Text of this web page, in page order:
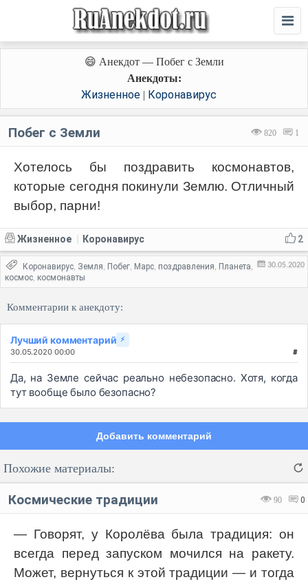
😄 Анекдот — Побег с Земли
Анекдоты:
Жизненное | Коронавирус
820 1
Побег с Земли
Хотелось бы поздравить космонавтов,
которые сегодня покинули Землю. Отличный
выбор, парни!
2
Жизненное Коронавирус
30.05.2020
Коронавирус, Земля, Побег, Марс, поздравления, Планета,
космос, космонавты
Комментарии к анекдоту:
Лучший комментарий ⚡
30.05.2020 00:00 #
Да, на Земле сейчас реально небезопасно. Хотя, когда
тут вообще было безопасно?
Добавить комментарий
Код: Отправить
Похожие материалы:
90 0
Космические традиции
— Говорят, у Королёва была традиция: он
всегда перед запуском мочился на ракету.
Может, вернуться к этой традиции — и тогда